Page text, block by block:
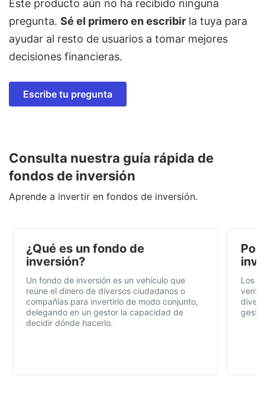
Este producto aún no ha recibido ninguna
pregunta. Sé el primero en escribir la tuya para
ayudar al resto de usuarios a tomar mejores
decisiones financieras.
Escribe tu pregunta
Consulta nuestra guía rápida de
fondos de inversión
Aprende a invertir en fondos de inversión.
¿Qué es un fondo de
inversión?
Un fondo de inversión es un vehículo que
reúne el dinero de diversos ciudadanos o
compañías para invertirlo de modo conjunto,
delegando en un gestor la capacidad de
decidir dónde hacerlo.
Por
Los